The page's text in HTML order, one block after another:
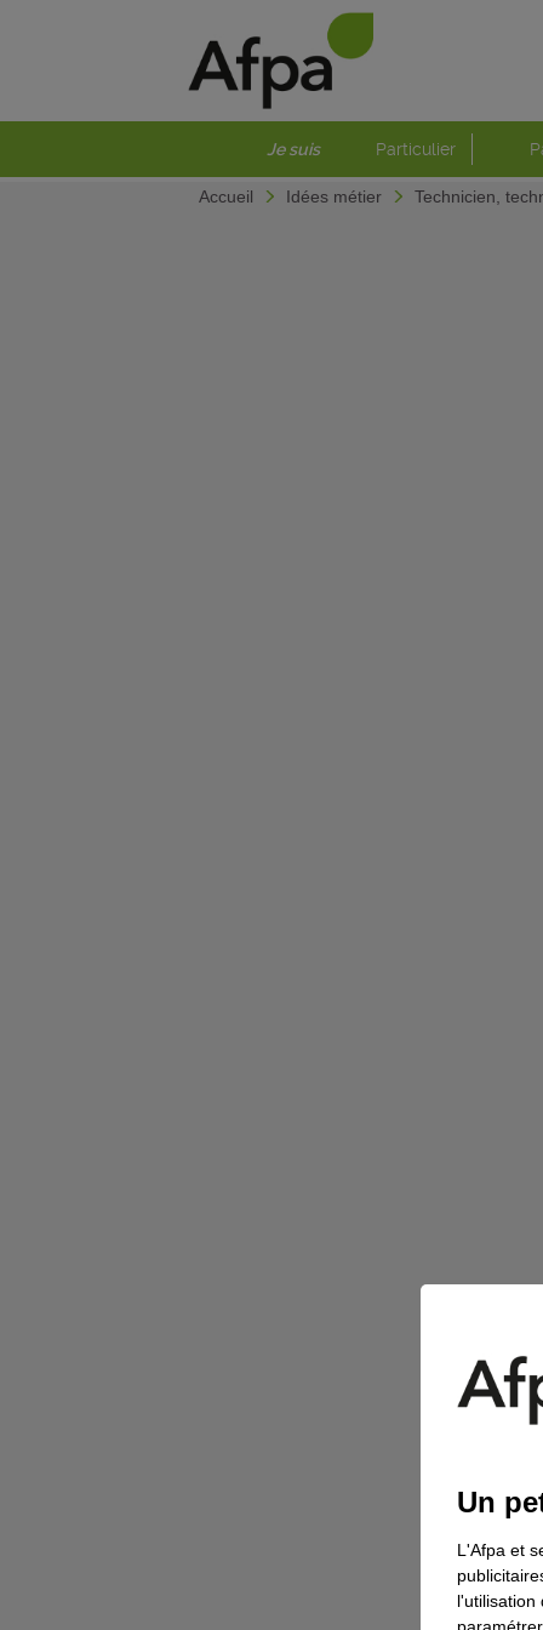
Je suis Particulier
Accueil Idées métier Technicien,
Un
L'Afpa et
l'utilisation